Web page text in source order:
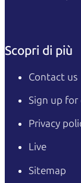
Scopri di più
Contact us
Sign up for
Privacy
Live
Sitemap